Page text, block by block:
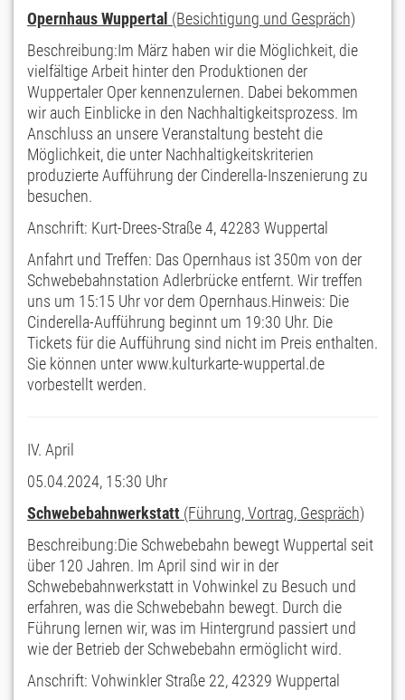
Opernhaus Wuppertal (Besichtigung und Gespräch)
Beschreibung:Im März haben wir die Möglichkeit, die
vielfältige Arbeit hinter den Produktionen der
Wuppertaler Oper kennenzulernen. Dabei bekommen
wir auch Einblicke in den Nachhaltigkeitsprozess. Im
Anschluss an unsere Veranstaltung besteht die
Möglichkeit, die unter Nachhaltigkeitskriterien
produzierte Aufführung der Cinderella-Inszenierung zu
besuchen.
Anschrift: Kurt-Drees-Straße 4, 42283 Wuppertal
Anfahrt und Treffen: Das Opernhaus ist 350m von der
Schwebebahnstation Adlerbrücke entfernt. Wir treffen
uns um 15:15 Uhr vor dem Opernhaus.Hinweis: Die
Cinderella-Aufführung beginnt um 19:30 Uhr. Die
Tickets für die Aufführung sind nicht im Preis enthalten.
Sie können unter www.kulturkarte-wuppertal.de
vorbestellt werden.
IV. April
05.04.2024, 15:30 Uhr
Schwebebahnwerkstatt (Führung, Vortrag, Gespräch)
Beschreibung:Die Schwebebahn bewegt Wuppertal seit
über 120 Jahren. Im April sind wir in der
Schwebebahnwerkstatt in Vohwinkel zu Besuch und
erfahren, was die Schwebebahn bewegt. Durch die
Führung lernen wir, was im Hintergrund passiert und
wie der Betrieb der Schwebebahn ermöglicht wird.
Anschrift: Vohwinkler Straße 22, 42329 Wuppertal